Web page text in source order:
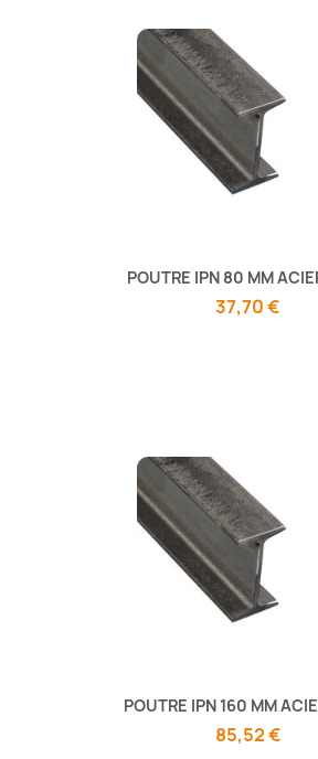
POUTRE IPN 80 MM
37,70 €
POUTRE IPN 160 MM
85,52 €